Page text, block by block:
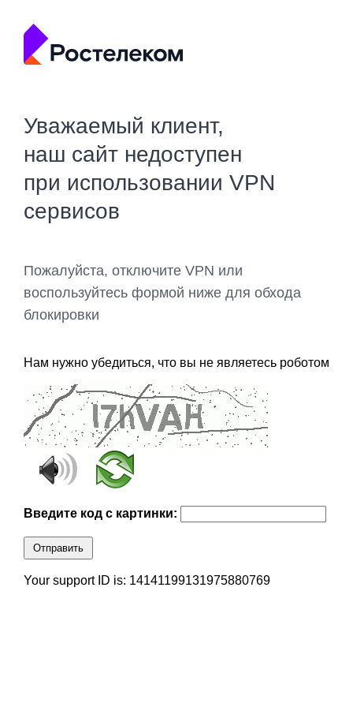
Уважаемый клиент,
наш сайт недоступен
при использовании VPN
сервисов
Пожалуйста, отключите VPN или
воспользуйтесь формой ниже для обхода
блокировки
Нам нужно убедиться, что вы не являетесь роботом
Введите код с картинки:
Отправить
Your support ID is: 14141199131975880769